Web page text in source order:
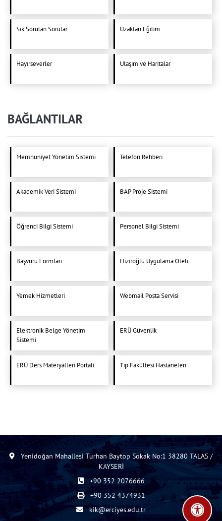
Sık Sorulan Sorular Uzaktan Eğitim
Hayırseverler Ulaşım ve Haritalar
BAĞLANTILAR
Memnuniyet Yönetim Sistemi Telefon Rehberi
Akademik Veri Sistemi BAP Proje Sistemi
Öğrenci Bilgi Sistemi Personel Bilgi Sistemi
Başvuru Formları Hızıroğlu Uygulama Oteli
Yemek Hizmetleri Webmail Posta Servisi
Elektronik Belge Yönetim
Sistemi
ERÜ Güvenlik
ERÜ Ders Materyalleri Portali Tıp Fakültesi Hastaneleri
Yenidoğan Mahallesi Turhan Baytop Sokak No:1 38280 TALAS /
KAYSERİ
+90 352 2076666
+90 352 4374931
kik@erciyes.edu.tr